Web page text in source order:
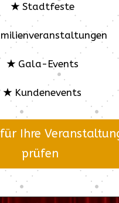
★Stadtfeste
★Gala-Events
★ Kundenevents
Ihre
prüfen